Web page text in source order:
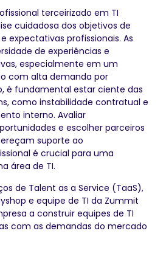
terceirizado em TI
cuidadosa dos objetivos de
expectativas profissionais. As
de experiências e
especialmente em um
com alta demanda por
é fundamental estar ciente das
como instabilidade contratual e
interno. Avaliar
e escolher parceiros
suporte ao
é crucial para uma
área de TI.
de Talent as a Service (TaaS),
e equipe de TI da Zummit
a construir equipes de TI
com as demandas do mercado